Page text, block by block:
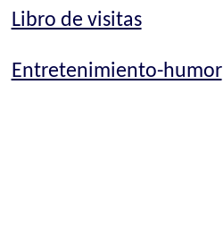
Libro de visitas
Entretenimiento-humor